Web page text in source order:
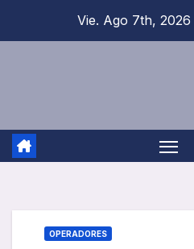
Vie. Ago 7th, 2026
OPERADORES